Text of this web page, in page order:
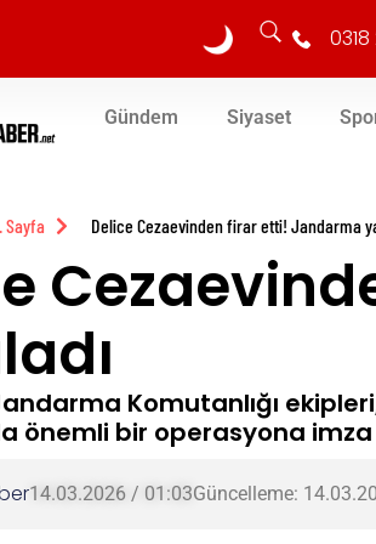
🌙 0318
Gündem Siyaset
Sayfa Delice Cezaevinden firar etti! Jandarma
Komutanlığı
önemli bir operasyona imza
14.03.2026 / 01:03Güncelleme: